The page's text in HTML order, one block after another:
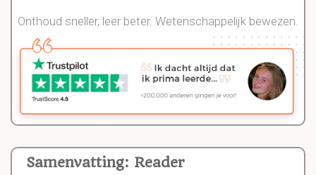
Samenvatting: Reader
Onthoud sneller, leer beter. Wetenschappelijk bewezen.